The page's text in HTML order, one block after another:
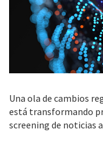
Una ola de cambios
está transformando
screening de noticias